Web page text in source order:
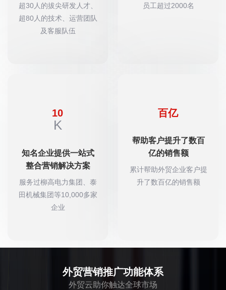
超30人的拔尖研发人才、
超80人的技术、运营团队
及客服队伍
员工超过2000名
10
K
知名企业提供一站式
整合营销解决方案
服务过柳高电力集团、泰
田机械集团等10,000多家
企业
百亿
帮助客户提升了数百
亿的销售额
累计帮助外贸企业客户提
升了数百亿的销售额
外贸营销推广功能体系
外贸云助你触达全球市场